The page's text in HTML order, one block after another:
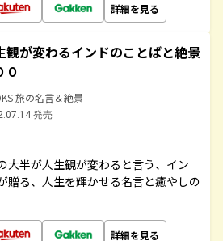
詳細を見る
観が変わるインドのことばと絶景
０
旅の名言＆絶景
発売
大半が人生観が変わると言う、イン
贈る、人生を輝かせる名言と癒やしの
詳細を見る